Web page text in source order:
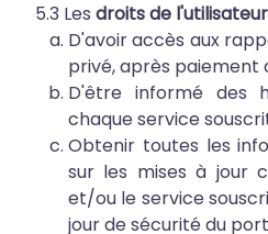
5.3 Les droits de
D'avoir accès aux
privé, après paiement
D'être informé des
chaque service
Obtenir toutes les
sur les mises à jour
et/ou le service
jour de sécurité du